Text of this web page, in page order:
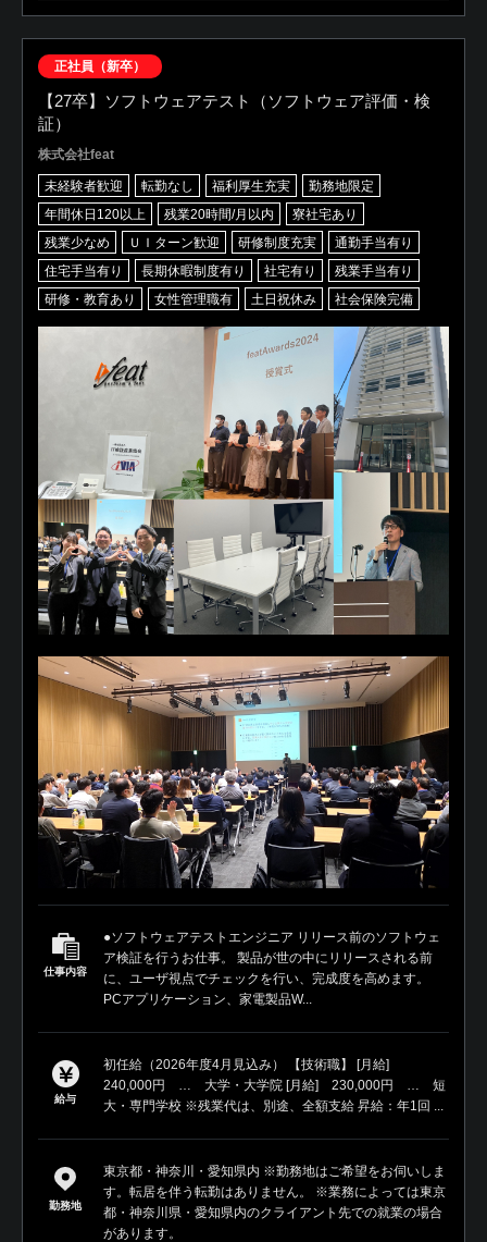
正社員（新卒）
【27卒】ソフトウェアテスト（ソフトウェア評価・検
証）
株式会社feat
未経験者歓迎 転勤なし 福利厚生充実
勤務地限定
年間休日120以上
残業20時間/月以内
寮社宅あり
残業少なめ
ＵＩターン歓迎 研修制度充実
通勤手当有り
住宅手当有り
長期休暇制度有り 社宅有り
残業手当有り
研修・教育あり
女性管理職有 土日祝休み 社会保険完備
仕事内容
●ソフトウェアテストエンジニア リリース前のソフトウェ
ア検証を行うお仕事。 製品が世の中にリリースされる前
に、ユーザ視点でチェックを行い、完成度を高めます。
PCアプリケーション、家電製品W...
給与
初任給（2026年度4月見込み） 【技術職】 [月給]
240,000円 … 大学・大学院 [月給] 230,000円 … 短
大・専門学校 ※残業代は、別途、全額支給 昇給：年1回 ...
勤務地
東京都・神奈川・愛知県内 ※勤務地はご希望をお伺いしま
す。転居を伴う転勤はありません。 ※業務によっては東京
都・神奈川県・愛知県内のクライアント先での就業の場合
があります。